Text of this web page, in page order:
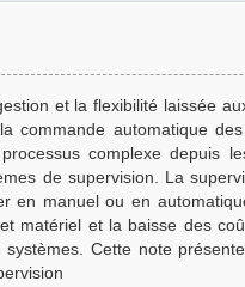
et la flexibilité laissée
commande automatique
complexe depuis
de supervision. La
en manuel ou en
matériel et la baisse des
Cette note